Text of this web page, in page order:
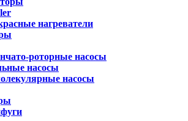
нагреватели
роторные насосы
насосы
насосы